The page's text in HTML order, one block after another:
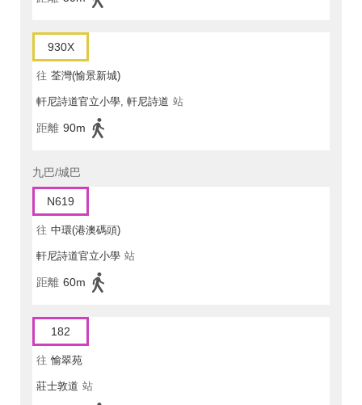
930X
往 荃灣(愉景新城)
軒尼詩道官立小學, 軒尼詩道 站
距離 90m
九巴/城巴
N619
往 中環(港澳碼頭)
軒尼詩道官立小學 站
距離 60m
182
往 愉翠苑
莊士敦道 站